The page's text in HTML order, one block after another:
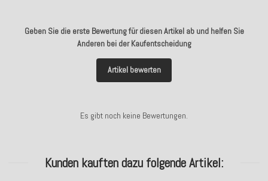
Geben Sie die erste Bewertung für diesen Artikel ab und helfen Sie
Anderen bei der Kaufentscheidung
Artikel bewerten
Es gibt noch keine Bewertungen.
Kunden kauften dazu folgende Artikel: